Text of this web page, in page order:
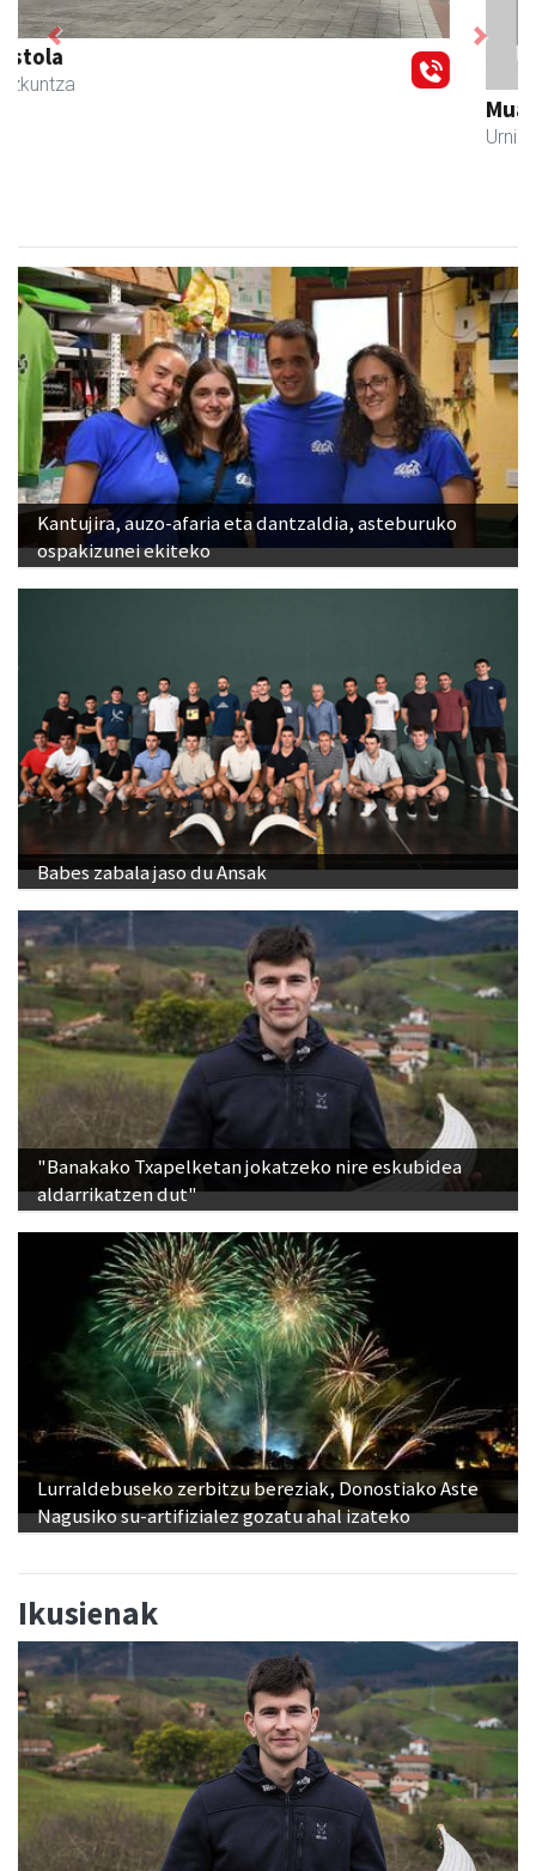
Previous Next
Kantujira, auzo-afaria eta dantzaldia, asteburuko
ospakizunei ekiteko
Babes zabala jaso du Ansak
"Banakako Txapelketan jokatzeko nire eskubidea
aldarrikatzen dut"
Lurraldebuseko zerbitzu bereziak, Donostiako Aste
Nagusiko su-artifizialez gozatu ahal izateko
Ikusienak